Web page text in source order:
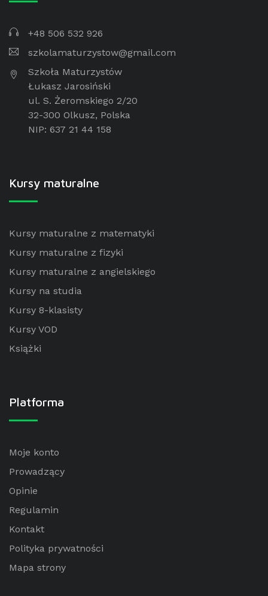
+48 506 532 926
szkolamaturzystow@gmail.com
Szkoła Maturzystów
Łukasz Jarosiński
ul. S. Żeromskiego 2/20
32-300 Olkusz, Polska
NIP: 637 21 44 158
Kursy maturalne
Kursy maturalne z matematyki
Kursy maturalne z fizyki
Kursy maturalne z angielskiego
Kursy na studia
Kursy 8-klasisty
Kursy VOD
Książki
Platforma
Moje konto
Prowadzący
Opinie
Regulamin
Kontakt
Polityka prywatności
Mapa strony